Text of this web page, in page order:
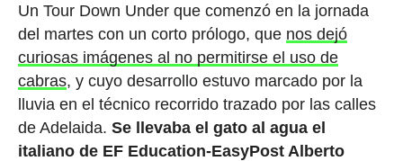
Un Tour Down Under que comenzó en la jornada
del martes con un corto prólogo, que nos dejó
curiosas imágenes al no permitirse el uso de
cabras, y cuyo desarrollo estuvo marcado por la
lluvia en el técnico recorrido trazado por las calles
de Adelaida. Se llevaba el gato al agua el
italiano de EF Education-EasyPost Alberto